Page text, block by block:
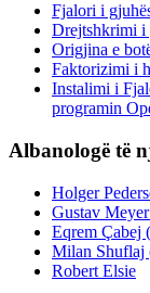
Fjalori i
Drejtshkrimi i
Origjina e
Faktorizimi i
Instalimi i
programin
Albanologë të
Holger
Gustav
Eqrem Çabej
Milan Shuflaj
Robert Elsie